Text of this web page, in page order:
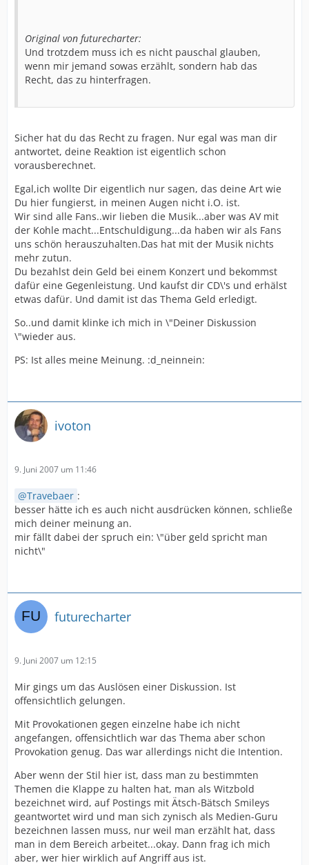
Original von futurecharter:
Und trotzdem muss ich es nicht pauschal glauben,
wenn mir jemand sowas erzählt, sondern hab das
Recht, das zu hinterfragen.
Sicher hat du das Recht zu fragen. Nur egal was man dir
antwortet, deine Reaktion ist eigentlich schon
vorausberechnet.
Egal,ich wollte Dir eigentlich nur sagen, das deine Art wie
Du hier fungierst, in meinen Augen nicht i.O. ist.
Wir sind alle Fans..wir lieben die Musik...aber was AV mit
der Kohle macht...Entschuldigung...da haben wir als Fans
uns schön herauszuhalten.Das hat mit der Musik nichts
mehr zutun.
Du bezahlst dein Geld bei einem Konzert und bekommst
dafür eine Gegenleistung. Und kaufst dir CD\'s und erhälst
etwas dafür. Und damit ist das Thema Geld erledigt.
So..und damit klinke ich mich in \"Deiner Diskussion
\"wieder aus.
PS: Ist alles meine Meinung. :d_neinnein:
ivoton
9. Juni 2007 um 11:46
Travebaer :
besser hätte ich es auch nicht ausdrücken können, schließe
mich deiner meinung an.
mir fällt dabei der spruch ein: \"über geld spricht man
nicht\"
futurecharter
9. Juni 2007 um 12:15
Mir gings um das Auslösen einer Diskussion. Ist
offensichtlich gelungen.
Mit Provokationen gegen einzelne habe ich nicht
angefangen, offensichtlich war das Thema aber schon
Provokation genug. Das war allerdings nicht die Intention.
Aber wenn der Stil hier ist, dass man zu bestimmten
Themen die Klappe zu halten hat, man als Witzbold
bezeichnet wird, auf Postings mit Ätsch-Bätsch Smileys
geantwortet wird und man sich zynisch als Medien-Guru
bezeichnen lassen muss, nur weil man erzählt hat, dass
man in dem Bereich arbeitet...okay. Dann frag ich mich
aber, wer hier wirklich auf Angriff aus ist.